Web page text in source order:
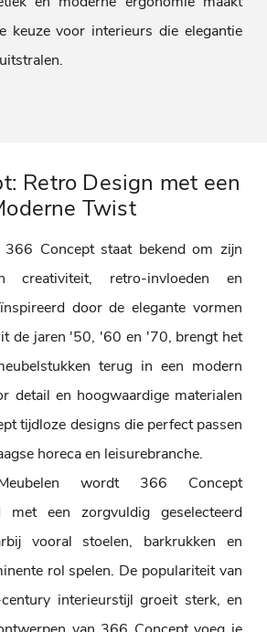
keuze voor interieurs die elegantie
Retro Design met een
Twist
366 Concept staat bekend om zijn
creativiteit, retro-invloeden en
door de elegante vormen
de jaren '50, '60 en '70, brengt het
terug in een modern
detail en hoogwaardige materialen
tijdloze designs die perfect passen
horeca en leisurebranche.
wordt 366 Concept
met een zorgvuldig geselecteerd
vooral stoelen, barkrukken en
rol spelen. De populariteit van
interieurstijl groeit sterk, en